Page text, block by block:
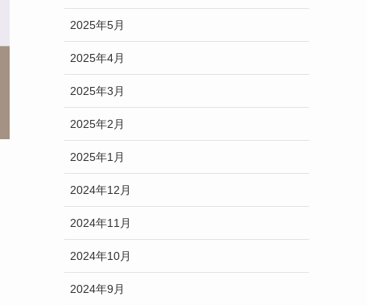
2025年5月
2025年4月
2025年3月
2025年2月
2025年1月
2024年12月
2024年11月
2024年10月
2024年9月